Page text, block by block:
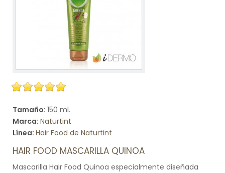
Tamaño: 150 ml.
Marca: Naturtint
Línea: Hair Food de Naturtint
HAIR FOOD MASCARILLA QUINOA
Mascarilla Hair Food Quinoa especialmente diseñada